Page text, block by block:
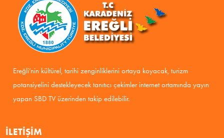
Ereğli’nin kültürel, tarihi zenginliklerini ortaya koyacak, turizm
potansiyelini destekleyecek tanıtıcı çekimler internet ortamında yayın
yapan SBD TV üzerinden takip edilebilir.
İLETIŞIM